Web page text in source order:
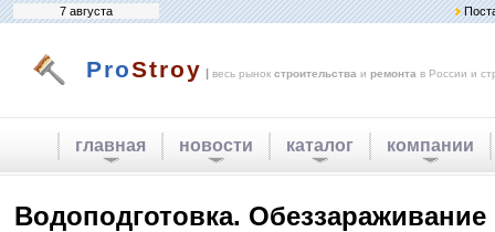
7 августа
ProStroy | весь рынок строительства и ремонта в России и
главная новости каталог компании
Водоподготовка.